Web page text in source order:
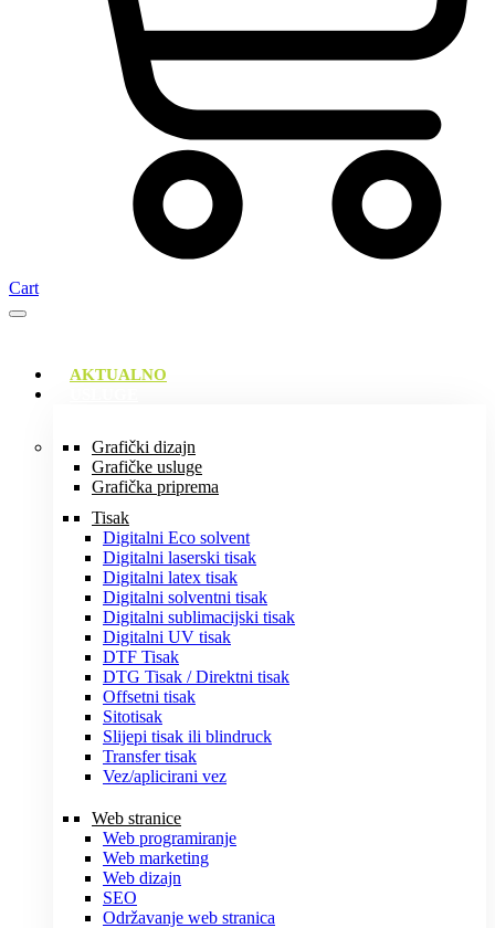
Cart
AKTUALNO
Grafički dizajn
Grafičke usluge
Grafička priprema
Tisak
Digitalni Eco solvent
Digitalni laserski tisak
Digitalni latex tisak
Digitalni solventni tisak
Digitalni sublimacijski tisak
Digitalni UV tisak
DTF Tisak
DTG Tisak / Direktni tisak
Offsetni tisak
Sitotisak
Slijepi tisak ili blindruck
Transfer tisak
Vez/aplicirani vez
Web stranice
Web programiranje
Web marketing
Web dizajn
SEO
Održavanje web stranica